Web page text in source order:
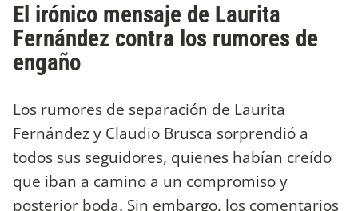
El irónico mensaje de Laurita
Fernández contra los rumores de
engaño
Los rumores de separación de Laurita
Fernández y Claudio Brusca sorprendió a
todos sus seguidores, quienes habían creído
que iban a camino a un compromiso y
posterior boda. Sin embargo, los comentarios